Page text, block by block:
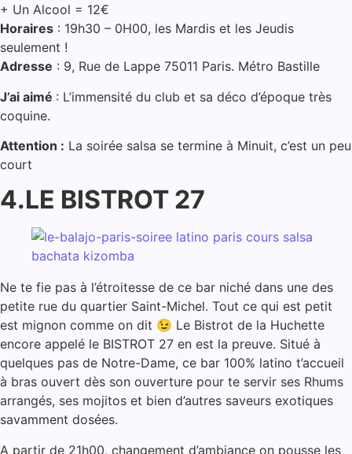
+ Un Alcool = 12€
Horaires : 19h30 – 0H00, les Mardis et les Jeudis
seulement !
Adresse : 9, Rue de Lappe 75011 Paris. Métro Bastille
J’ai aimé : L’immensité du club et sa déco d’époque très
coquine.
Attention : La soirée salsa se termine à Minuit, c’est un peu
court
4.LE BISTROT 27
Ne te fie pas à l’étroitesse de ce bar niché dans une des
petite rue du quartier Saint-Michel. Tout ce qui est petit
est mignon comme on dit 😉 Le Bistrot de la Huchette
encore appelé le BISTROT 27 en est la preuve. Situé à
quelques pas de Notre-Dame, ce bar 100% latino t’accueil
à bras ouvert dès son ouverture pour te servir ses Rhums
arrangés, ses mojitos et bien d’autres saveurs exotiques
savamment dosées.
A partir de 21h00, changement d’ambiance on pousse les